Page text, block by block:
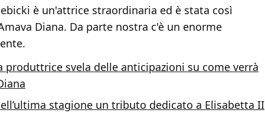
è un'attrice straordinaria ed è stata così
Diana. Da parte nostra c'è un enorme
produttrice svela delle anticipazioni su come verrà
stagione un tributo dedicato a Elisabetta II